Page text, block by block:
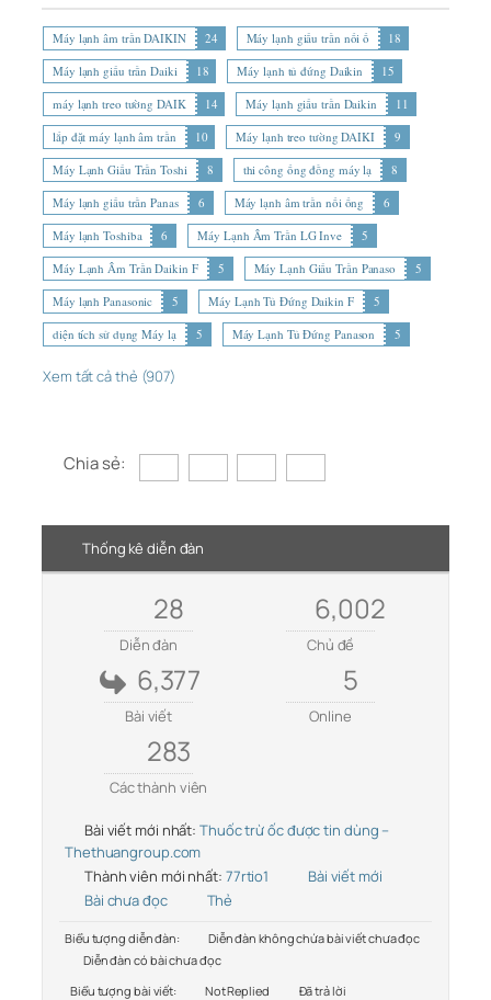
Máy lạnh âm trần DAIKIN 24 Máy lạnh giấu trần nối ố
18
Máy lạnh giấu trần Daiki
18 Máy lạnh tủ đứng Daikin
15
máy lạnh treo tường DAIK
14 Máy lạnh giấu trần Daikin
11
lắp đặt máy lạnh âm trần
10 Máy lạnh treo tường DAIKI
9
Máy Lạnh Giấu Trần Toshi
8 thi công ống đồng máy lạ
8
Máy lạnh giấu trần Panas
6 Máy lạnh âm trần nối ống
6
Máy lạnh Toshiba
6 Máy Lạnh Âm Trần LG Inve
5
Máy Lạnh Âm Trần Daikin F
5 Máy Lạnh Giấu Trần Panaso
5
Máy lạnh Panasonic
5 Máy Lạnh Tủ Đứng Daikin F
5
diện tích sử dụng Máy lạ
5 Máy Lạnh Tủ Đứng Panason 5
Xem tất cả thẻ (907)
Chia sẻ:
Thống kê diễn đàn
28
Diễn đàn
6,002
Chủ đề
6,377
Bài viết
5
Online
283
Các thành viên
Bài viết mới nhất: Thuốc trừ ốc được tin dùng –
Thethuangroup.com
Thành viên mới nhất: 77rtio1
Bài viết mới
Bài chưa đọc
Thẻ
Biểu tượng diễn đàn:
Diễn đàn không chứa bài viết chưa đọc
Diễn đàn có bài chưa đọc
Biểu tượng bài viết:
Not Replied Đã trả lời